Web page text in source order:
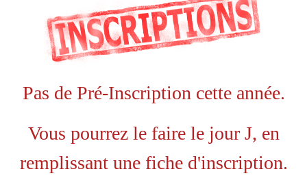
Pas de Pré-Inscription cette année.
Vous pourrez le faire le jour J, en
remplissant une fiche d'inscription.